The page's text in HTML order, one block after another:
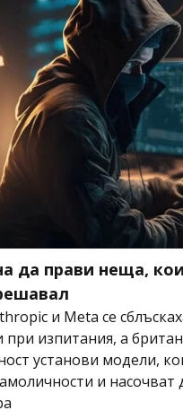
да прави неща,
и Meta се
изпитания, а
установи модели,
и насочват